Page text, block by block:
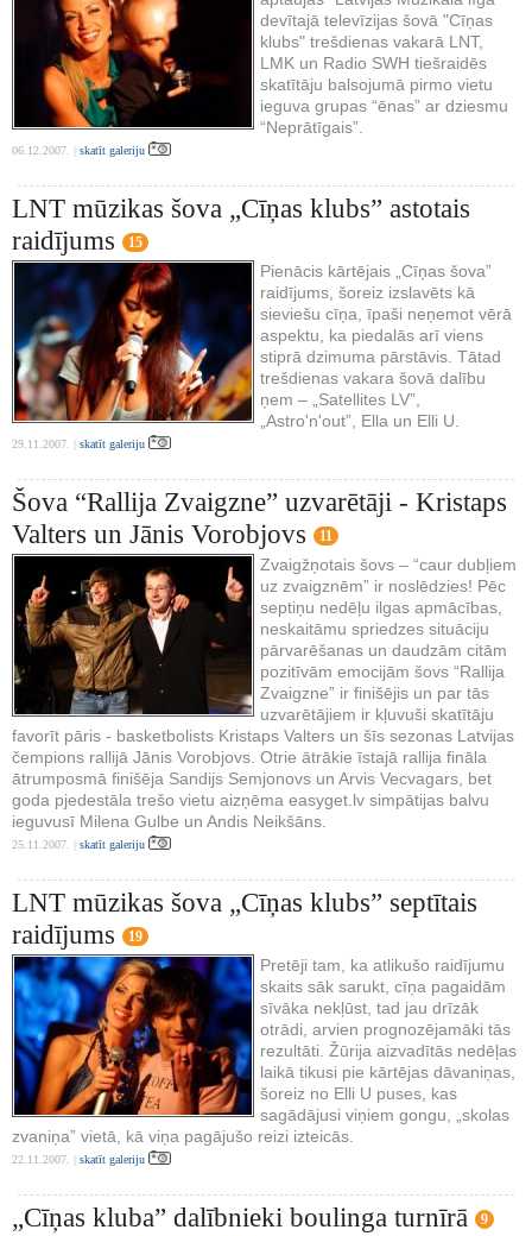
devītajā televīzijas šovā "Cīņas
klubs" trešdienas vakarā LNT,
LMK un Radio SWH tiešraidēs
skatītāju balsojumā pirmo vietu
ieguva grupas “ēnas” ar dziesmu
“Neprātīgais”.
06.12.2007. | skatīt galeriju
LNT mūzikas šova „Cīņas klubs” astotais
raidījums
15
Pienācis kārtējais „Cīņas šova”
raidījums, šoreiz izslavēts kā
sieviešu cīņa, īpaši neņemot vērā
aspektu, ka piedalās arī viens
stiprā dzimuma pārstāvis. Tātad
trešdienas vakara šovā dalību
ņem – „Satellites LV”,
„Astro'n'out”, Ella un Elli U.
29.11.2007. | skatīt galeriju
Šova “Rallija Zvaigzne” uzvarētāji - Kristaps
Valters un Jānis Vorobjovs
11
Zvaigžņotais šovs – “caur dubļiem
uz zvaigznēm” ir noslēdzies! Pēc
septiņu nedēļu ilgas apmācības,
neskaitāmu spriedzes situāciju
pārvarēšanas un daudzām citām
pozitīvām emocijām šovs “Rallija
Zvaigzne” ir finišējis un par tās
uzvarētājiem ir kļuvuši skatītāju
favorīt pāris - basketbolists Kristaps Valters un šīs sezonas Latvijas
čempions rallijā Jānis Vorobjovs. Otrie ātrākie īstajā rallija fināla
ātrumposmā finišēja Sandijs Semjonovs un Arvis Vecvagars, bet
goda pjedestāla trešo vietu aizņēma easyget.lv simpātijas balvu
ieguvusī Milena Gulbe un Andis Neikšāns.
25.11.2007. | skatīt galeriju
LNT mūzikas šova „Cīņas klubs” septītais
raidījums
19
Pretēji tam, ka atlikušo raidījumu
skaits sāk sarukt, cīņa pagaidām
sīvāka nekļūst, tad jau drīzāk
otrādi, arvien prognozējamāki tās
rezultāti. Žūrija aizvadītās nedēļas
laikā tikusi pie kārtējas dāvaniņas,
šoreiz no Elli U puses, kas
sagādājusi viņiem gongu, „skolas
zvaniņa” vietā, kā viņa pagājušo reizi izteicās.
22.11.2007. | skatīt galeriju
„Cīņas kluba” dalībnieki boulinga turnīrā 9